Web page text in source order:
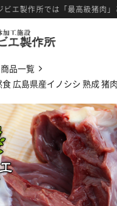
では「最高級猪肉」として
ジビエ肉と
ビエ ジビエ料理
程 3つの強み
商品一覧
広島県産イノシシ 熟成 猪